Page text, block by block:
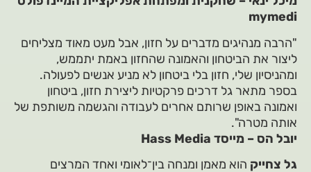
mymedi
"הרבה מנהיגים מדברים על חזון, אבל מעט מאוד מצליחים
ליצור את הביטחון והאמונה שהחזון באמת יתממש,
ומהניסיון שלי, חזון בלי ביטחון לא מניע אנשים לפעולה.
בספר מתאר גל דרכים פרקטיות ליצירת חזון, ביטחון
ואמונה באופן שרותם אחרים לעבודה והגשמה משותפת של
אותה מטרה".
יובל הס – מייסד Hass Media
גל צחייק הוא מאמן ומנחה בין־לאומי ואחד המרצים